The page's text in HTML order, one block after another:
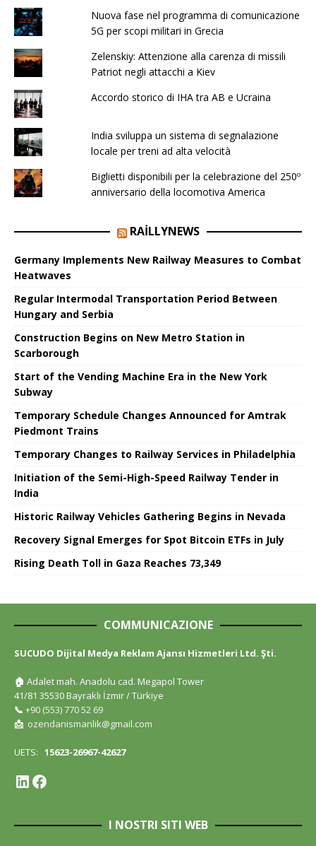
Nuova fase nel programma di comunicazione
5G per scopi militari in Grecia
Zelenskiy: Attenzione alla carenza di missili
Patriot negli attacchi a Kiev
Accordo storico di IHA tra AB e Ucraina
India sviluppa un sistema di segnalazione
locale per treni ad alta velocità
Biglietti disponibili per la celebrazione del 250º
anniversario della locomotiva America
RAILLYNEWS
Germany Implements New Railway Measures to Combat
Heatwaves
Regular Intermodal Transportation Period Between
Hungary and Serbia
Construction Begins on New Metro Station in
Scarborough
Start of the Vending Machine Era in the New York
Subway
Temporary Schedule Changes Announced for Amtrak
Piedmont Trains
Temporary Changes to Railway Services in Philadelphia
Initiation of the Semi-High-Speed ​​Railway Tender in
India
Historic Railway Vehicles Gathering Begins in Nevada
Recovery Signal Emerges for Spot Bitcoin ETFs in July
Rising Death Toll in Gaza Reaches 73,349
COMMUNICAZIONE
SUCUDO Dijital Medya Reklam Ajansı Hizmetleri Ltd. Şti.
🏠 Adalet mah. Anadolu cad. Megapol Tower
41/81 35530 Bayraklı İzmir / Türkiye
📞 +90 (553) 770 52 69
📩 ozendanismanlik@gmail.com
UETS: 15623-26967-42627
I NOSTRI SITI WEB